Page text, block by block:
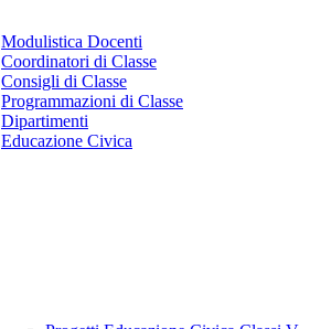
Modulistica Docenti
Coordinatori di Classe
Consigli di Classe
Programmazioni di Classe
Dipartimenti
Educazione Civica